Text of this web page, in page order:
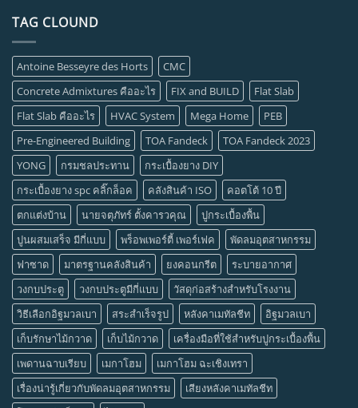
TAG CLOUND
Antoine Besseyre des Horts
CMC
Concrete Admixtures คืออะไร
FIX and BUILD
Flat Slab
Flat Slab คืออะไร
HVAC System Mega Home
PEB
Pre-Engineered Building
TOA Fandeck
TOA Fandeck 2023
YONG
กรมชลประทาน
กระเบื้องยาง DIY
กระเบื้องยาง spc คลิ๊กล็อค
คลังสินค้า ISO
คอตโต้ 10 ปี
ตกแต่งบ้าน
นายจตุภัทร์ ตั้งคารวคุณ
ปูกระเบื้องพื้น
ปูนผสมเสร็จ มีกี่แบบ
พร็อพเพอร์ตี้ เพอร์เฟค
พัดลมอุตสาหกรรม
ฟาซาด
มาตรฐานคลังสินค้า ยงคอนกรีต
ระบายอากาศ
วงกบประตู
วงกบประตูมีกี่แบบ
วัสดุก่อสร้างสำหรับโรงงาน
วิธีเลือกอิฐมวลเบา
สระสำเร็จรูป หลังคาเมทัลชีท
อิฐมวลเบา
เก็บรักษาไม้กวาด
เก็บไม้กวาด
เครื่องมือที่ใช้สำหรับปูกระเบื้องพื้น
เพดานฉาบเรียบ
เมกาโฮม
เมกาโฮม ฉะเชิงเทรา
เรื่องน่ารู้เกี่ยวกับพัดลมอุตสาหกรรม
เสียงหลังคาเมทัลชีท